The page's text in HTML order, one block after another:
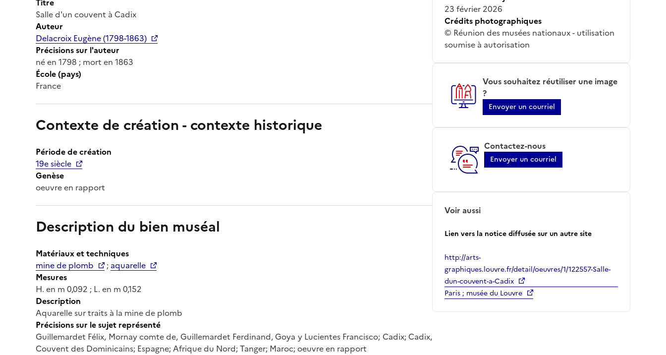
Salle d'un couvent à Cadix
Auteur
Delacroix Eugène (1798-1863)
Précisions sur l'auteur
né en 1798 ; mort en 1863
École (pays)
France
Contexte de création - contexte historique
Période de création
19e siècle
Genèse
oeuvre en rapport
Description du bien muséal
Matériaux et techniques
mine de plomb
; aquarelle
Mesures
H. en m 0,092 ; L. en m 0,152
Description
Aquarelle sur traits à la mine de plomb
Précisions sur le sujet représenté
Guillemardet Félix, Mornay comte de, Guillemardet Ferdinand, Goya y Lucientes Francisco; Cadix; Cadix,
Couvent des Dominicains; Espagne; Afrique du Nord; Tanger; Maroc; oeuvre en rapport
23 février 2026
Crédits photographiques
© Réunion des musées nationaux - utilisation
soumise à autorisation
Vous souhaitez réutiliser une image
?
Envoyer un courriel
Contactez-nous
Envoyer un courriel
Voir aussi
Lien vers la notice diffusée sur un autre site
http://arts-
graphiques.louvre.fr/detail/oeuvres/1/122557-Salle-
dun-couvent-a-Cadix
Paris ; musée du Louvre